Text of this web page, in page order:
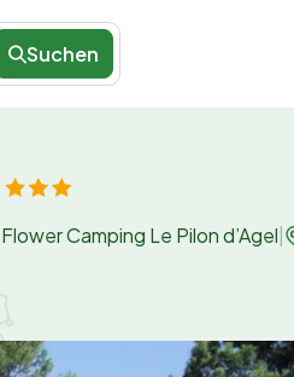
Suchen
Flower Camping Le Pilon d’Agel